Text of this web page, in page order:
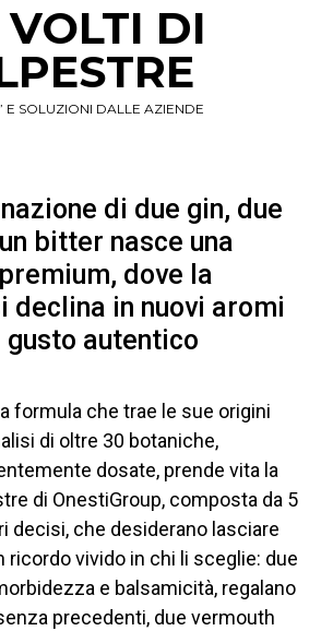
VOLTI DI
E SOLUZIONI DALLE AZIENDE
di due gin, due
bitter nasce una
dove la
declina in nuovi aromi
autentico
formula che trae le sue origini
di oltre 30 botaniche,
dosate, prende vita la
di OnestiGroup, composta da 5
decisi, che desiderano lasciare
ricordo vivido in chi li sceglie: due
e balsamicità, regalano
precedenti, due vermouth